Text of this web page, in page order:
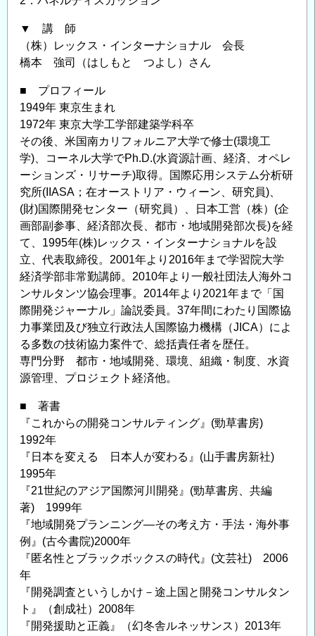
▼ 講 師
（株）レックス・インターナショナル 会長
橋本 強司（はしもと つよし）さん
■ プロフィール
1949年 東京生まれ
1972年 東京大学工学部建築学科卒
その後、米国南カリフォルニア大学で修士(環境工
学)、コーネル大学でPh.D.(水資源計画、経済、オペレ
ーションズ・リサーチ)取得。国際応用システム分析研
究所(IIASA；在オーストリア・ウィーン、研究員)、
(財)国際開発センター（研究員）、日本工営（株）(企
画部副参事、経済部次長、都市・地域開発部次長)を経
て、1995年(株)レックス・インターナショナルを設
立、代表取締役。2001年より2016年まで学習院大学
経済学部非常勤講師。2010年より一般社団法人海外コ
ンサルタンツ協会理事。2014年より2021年まで「国
際開発ジャーナル」論説委員。37年間にわたり国際協
力事業団及び独立行政法人国際協力機構（JICA）によ
る多数の技術協力案件で、総括責任者を歴任。
専門分野 都市・地域開発、環境、組織・制度、水資
源管理、プロジェクト経済他。
■ 著書
『これからの開発コンサルティング』(勁草書房)
1992年
『日本を変える 日本人が変わる』(山手書房新社)
1995年
『21世紀のアジア国際河川開発』(勁草書房、共編
著) 1999年
『地域開発プランニング―その考え方・手法・海外事
例』(古今書院)2000年
『匿名性とブラックボックスの時代』(文芸社) 2006
年
『開発調査というしかけ－途上国と開発コンサルタン
ト』（創成社）2008年
『開発援助と正義』（幻冬舎ルネッサンス）2013年